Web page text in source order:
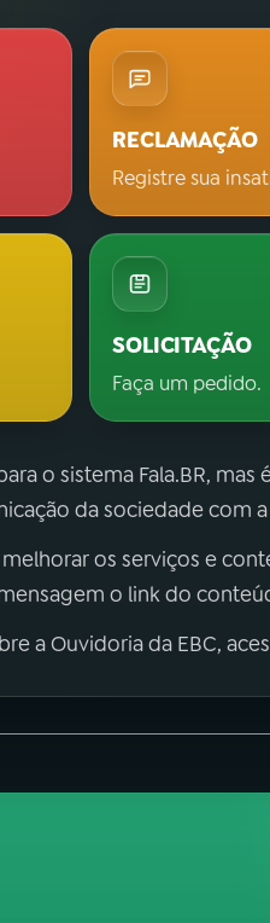
RECLAMAÇÃO
Registre sua
SOLICITAÇÃO
Faça um pedido.
o sistema Fala.BR,
da sociedade com
melhorar os serviços e
o link do
a Ouvidoria da EBC,